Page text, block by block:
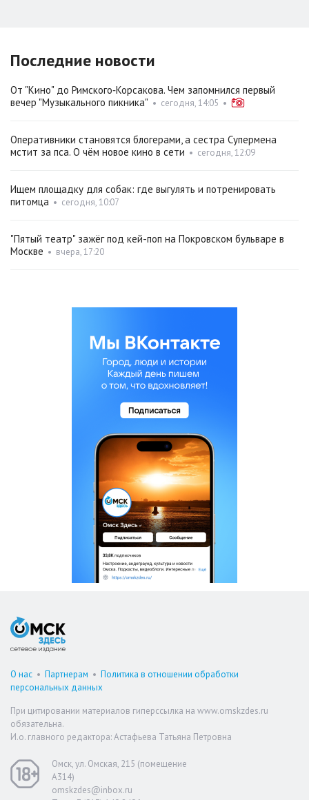
Последние новости
От "Кино" до Римского‑Корсакова. Чем запомнился первый
вечер "Музыкального пикника" • сегодня, 14:05 •
Оперативники становятся блогерами, а сестра Супермена
мстит за пса. О чём новое кино в сети • сегодня, 12:09
Ищем площадку для собак: где выгулять и потренировать
питомца • сегодня, 10:07
"Пятый театр" зажёг под кей-поп на Покровском бульваре в
Москве • вчера, 17:20
О нас • Партнерам • Политика в отношении обработки
персональных данных
При цитировании материалов гиперссылка на www.omskzdes.ru
обязательна.
И.о. главного редактора: Астафьева Татьяна Петровна
Омск, ул. Омская, 215 (помещение
А314)
omskzdes@inbox.ru